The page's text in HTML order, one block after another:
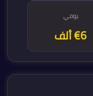
يومي
€6 ألف